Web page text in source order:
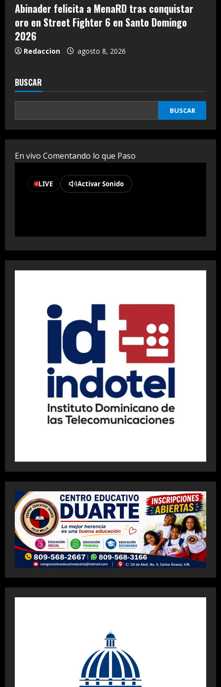
Abinader felicita a MenaRD tras conquistar
oro en Street Fighter 6 en Santo Domingo
2026
Redaccion agosto 8, 2026
BUSCAR
BUSCAR
En vivo Comentando lo que Paso